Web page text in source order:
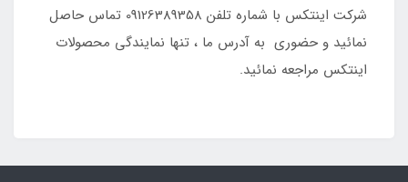
شرکت اینتکس با شماره تلفن 09126389358 تماس حاصل
نمائید و حضوری به آدرس ما ، تنها نمایندگی محصولات
اینتکس مراجعه نمائید.